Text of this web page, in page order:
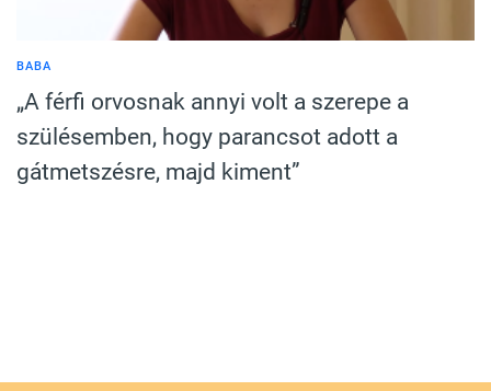
BABA
„A férfi orvosnak annyi volt a szerepe a
szülésemben, hogy parancsot adott a
gátmetszésre, majd kiment”